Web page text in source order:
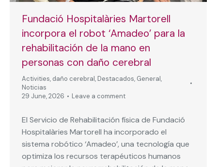
Fundació Hospitalàries Martorell
incorpora el robot ‘Amadeo’ para la
rehabilitación de la mano en
personas con daño cerebral
Activities, daño cerebral, Destacados, General,
Noticias
29 June, 2026
Leave a comment
El Servicio de Rehabilitación física de Fundació
Hospitalàries Martorell ha incorporado el
sistema robótico ‘Amadeo’, una tecnología que
optimiza los recursos terapéuticos humanos